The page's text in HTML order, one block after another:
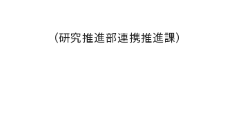
（研究推進部連携推進課）